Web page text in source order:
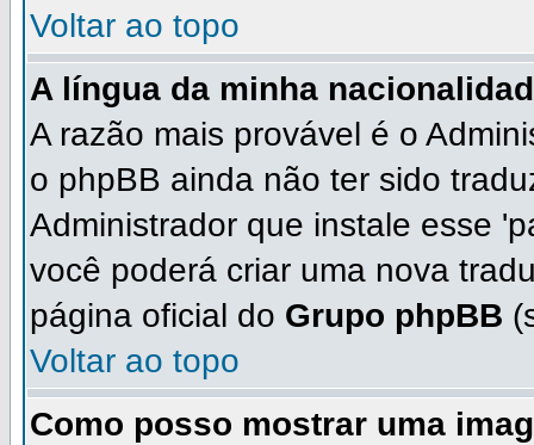
Voltar ao topo
A língua da minha
A razão mais provável é o
o phpBB ainda não ter sido
Administrador que instale esse
você poderá criar uma nova
página oficial do Grupo phpBB
Voltar ao topo
Como posso mostrar uma